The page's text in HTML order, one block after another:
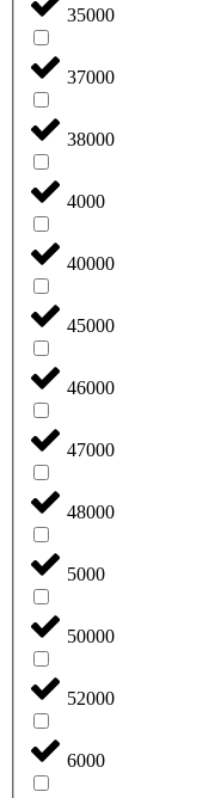
35000
37000
38000
4000
40000
45000
46000
47000
48000
5000
50000
52000
6000